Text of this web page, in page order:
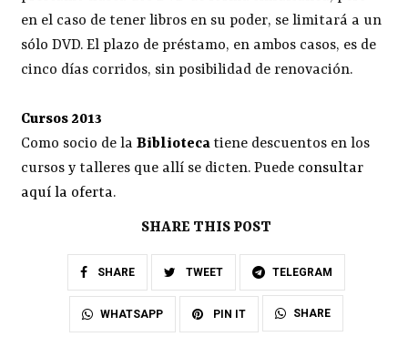
en el caso de tener libros en su poder, se limitará a un
sólo DVD. El plazo de préstamo, en ambos casos, es de
cinco días corridos, sin posibilidad de renovación.
Cursos 2013
Como socio de laBiblioteca tiene descuentos en los
cursos y talleres que allí se dicten. Puede consultar
aquí la oferta.
SHARE THIS POST
SHARE TWEET TELEGRAM
WHATSAPP PIN IT SHARE